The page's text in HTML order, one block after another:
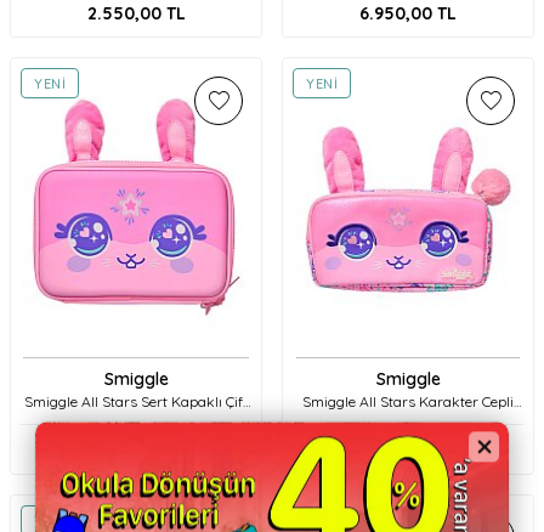
2.550,00TL 6.950,00 TL
YENI
Smiggle
Smiggle All Stars Sert Kapaklı Çift
Bölmeli Kalem Kutusu 456167
YENI
Smiggle
Smiggle All Stars Karakter Cepli
Kalem Kutusu 456171 Pembe
2.550,00TL
YENI